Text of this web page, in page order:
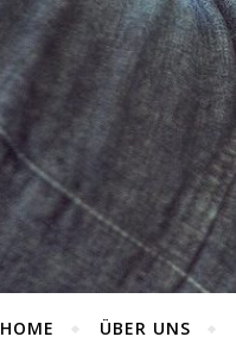
HOME ÜBER UNS